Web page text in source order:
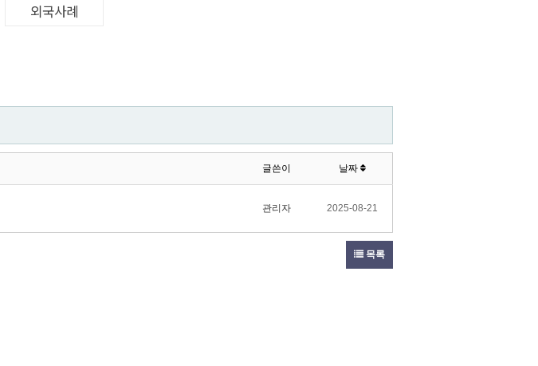
외국사례
글쓴이 날짜
관리자 2025-08-21
목록